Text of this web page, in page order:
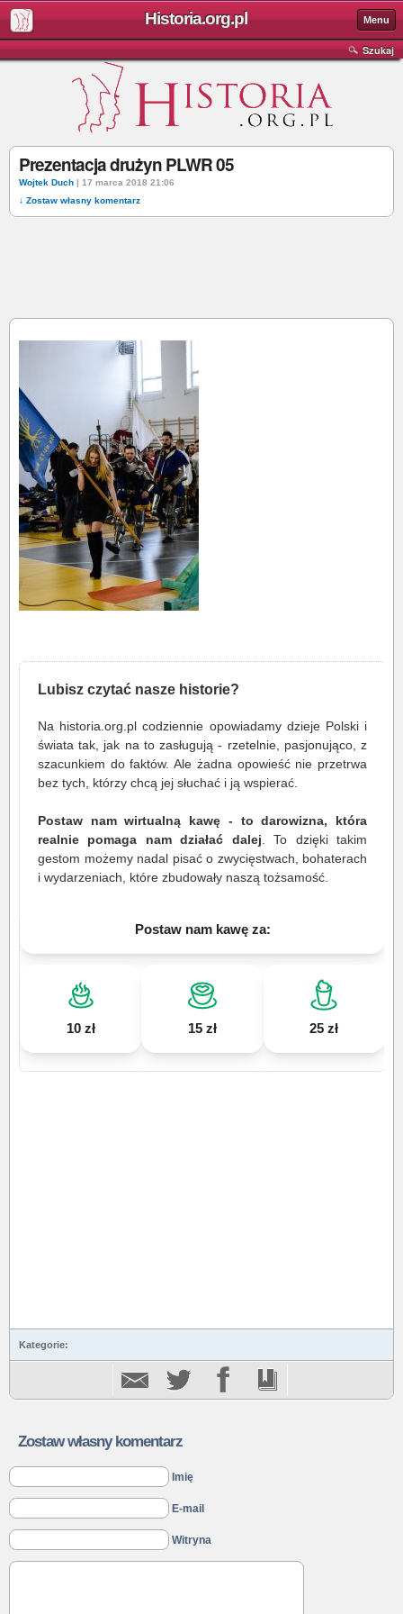
Historia.org.pl Menu
Szukaj
Prezentacja drużyn PLWR 05
Wojtek Duch | 17 marca 2018 21:06
↓ Zostaw własny komentarz
Lubisz czytać nasze historie?
Na historia.org.pl codziennie opowiadamy dzieje Polski i
świata tak, jak na to zasługują - rzetelnie, pasjonująco, z
szacunkiem do faktów. Ale żadna opowieść nie przetrwa
bez tych, którzy chcą jej słuchać i ją wspierać.
Postaw nam wirtualną kawę - to darowizna, która
realnie pomaga nam działać dalej . To dzięki takim
gestom możemy nadal pisać o zwycięstwach, bohaterach
i wydarzeniach, które zbudowały naszą tożsamość.
Postaw nam kawę za:
10 zł 15 zł 25 zł
Kategorie:
Zostaw własny komentarz
Imię
E-mail
Witryna